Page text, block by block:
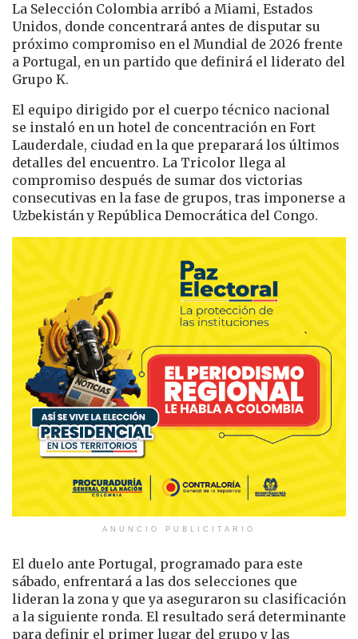
La Selección Colombia arribó a Miami, Estados
Unidos, donde concentrará antes de disputar su
próximo compromiso en el Mundial de 2026 frente
a Portugal, en un partido que definirá el liderato del
Grupo K.
El equipo dirigido por el cuerpo técnico nacional
se instaló en un hotel de concentración en Fort
Lauderdale, ciudad en la que preparará los últimos
detalles del encuentro. La Tricolor llega al
compromiso después de sumar dos victorias
consecutivas en la fase de grupos, tras imponerse a
Uzbekistán y República Democrática del Congo.
ANUNCIO PUBLICITARIO
El duelo ante Portugal, programado para este
sábado, enfrentará a las dos selecciones que
lideran la zona y que ya aseguraron su clasificación
a la siguiente ronda. El resultado será determinante
para definir el primer lugar del grupo y las